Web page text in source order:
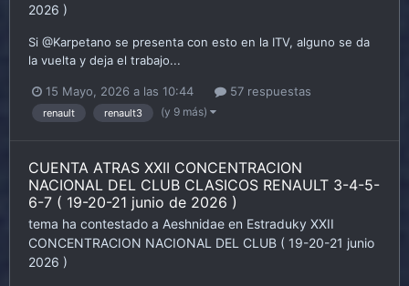
2026 )
Si @Karpetano se presenta con esto en la ITV, alguno se da
la vuelta y deja el trabajo...
15 Mayo, 2026 a las 10:44 57 respuestas
renault renault3 (y 9 más)
CUENTA ATRAS XXII CONCENTRACION
NACIONAL DEL CLUB CLASICOS RENAULT 3-4-5-
6-7 ( 19-20-21 junio de 2026 )
tema ha contestado a Aeshnidae en Estraduky XXII
CONCENTRACION NACIONAL DEL CLUB ( 19-20-21 junio
2026 )